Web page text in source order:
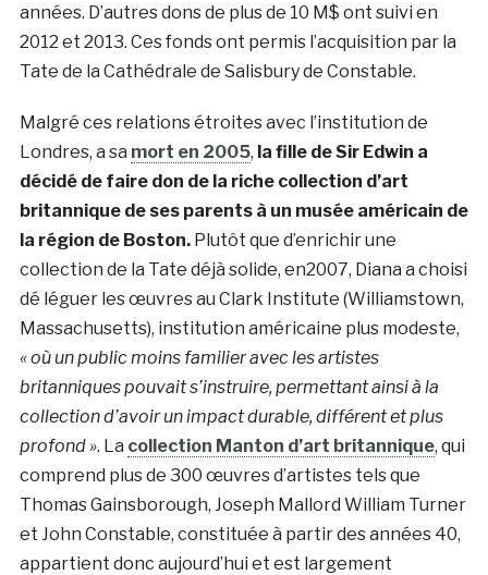
années. D’autres dons de plus de 10 M$ ont suivi en
2012 et 2013. Ces fonds ont permis l’acquisition par la
Tate de la Cathédrale de Salisbury de Constable.
Malgré ces relations étroites avec l’institution de
Londres, a sa mort en 2005, la fille deSir Edwin a
décidé de faire don de la riche collection d’art
britannique de ses parents à un musée américain de
la région de Boston.Plutôt que d’enrichir une
collection de la Tate déjà solide, en2007, Diana a choisi
dé léguer les œuvres au Clark Institute (Williamstown,
Massachusetts), institution américaine plus modeste,
« où un public moins familier avec les artistes
britanniques pouvait s’instruire, permettant ainsi à la
collection d’avoir un impact durable, différent et plus
profond ». La collection Manton d’art britannique, qui
comprend plus de 300 œuvres d’artistes tels que
Thomas Gainsborough, Joseph Mallord William Turner
et John Constable, constituée à partir des années 40,
appartient donc aujourd’hui et est largement